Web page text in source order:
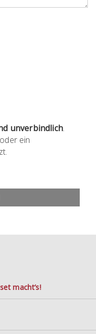
unverbindlich.
oder ein
macht’s!